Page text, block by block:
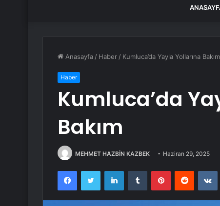
Anasayfa / Haber / Kumluca’da Yayla Yollarına Bakım
Haber
Kumluca’da
Bakım
MEHMET HAZBİN KAZBEK Haziran 29, 2025
FacebookTwitter LinkedInTumblr PinterestReddit